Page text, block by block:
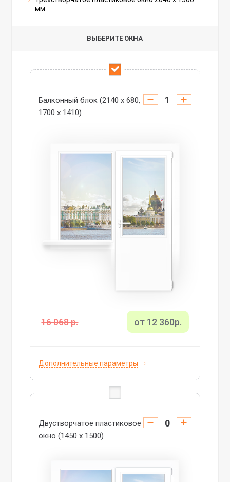
мм
ВЫБЕРИТЕ ОКНА
Балконный блок (2140 х 680,
1700 х 1410)
16 068 р. от 12 360р.
Дополнительные параметры
Двустворчатое пластиковое
окно (1450 х 1500)